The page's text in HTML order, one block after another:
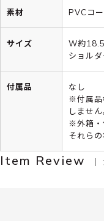
素材 PVCコ
サイズ
W約
ショル
付属品
なし
※付属品
しません
※外箱・
それら
Item Review